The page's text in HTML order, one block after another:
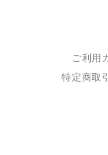
ご利用
特定商取